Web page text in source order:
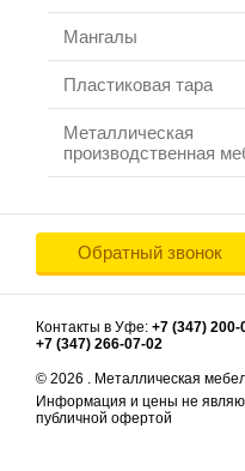
Мангалы
Пластиковая тара
Металлическая
производственная
Обратный звонок
Контакты в Уфе: +7 (347) 200-
+7 (347) 266-07-02
© 2026 . Металлическая
Информация и цены не
публичной офертой